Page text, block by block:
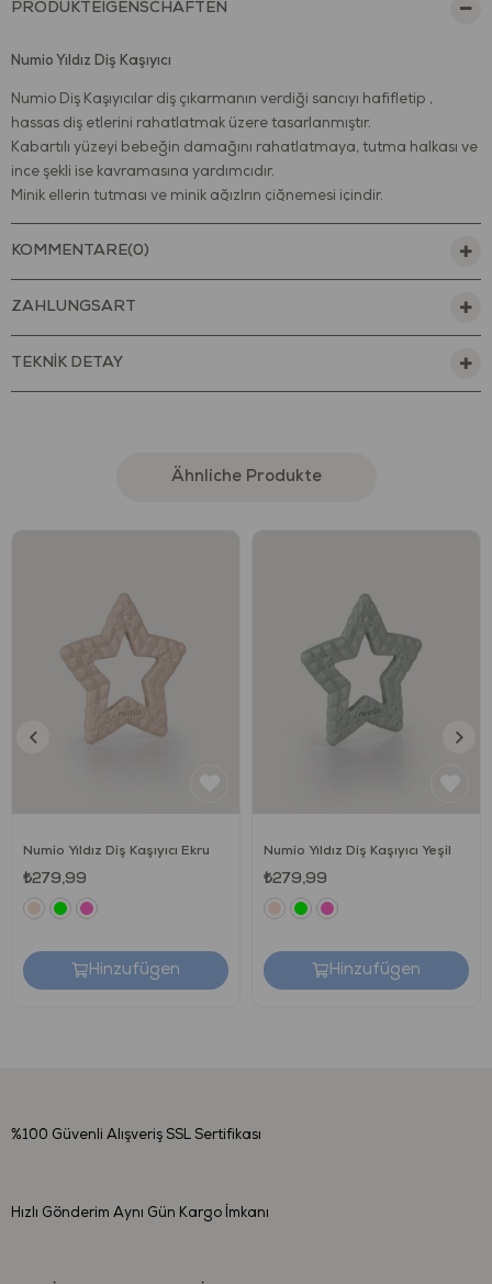
PRODUKTEIGENSCHAFTEN
Numio Yıldız Diş Kaşıyıcı
Numio Diş Kaşıyıcılar diş çıkarmanın verdiği sancıyı hafifletip ,
hassas diş etlerini rahatlatmak üzere tasarlanmıştır.
Kabartılı yüzeyi bebeğin damağını rahatlatmaya, tutma halkası ve
ince şekli ise kavramasına yardımcıdır.
Minik ellerin tutması ve minik ağızlrın çiğnemesi içindir.
Ağrıyan diş etlerine masaj yapmak ve sakinleştirmek için dokulu
tasarım.
KOMMENTARE(0)
ZAHLUNGSART
TEKNİK DETAY
Ähnliche Produkte
Numio Yıldız Diş Kaşıyıcı Ekru
₺279,99
Hinzufügen
Numio Yıldız Diş Kaşıyıcı Yeşil
₺279,99
Hinzufügen
%100 Güvenli Alışveriş SSL Sertifikası
Hızlı Gönderim Aynı Gün Kargo İmkanı